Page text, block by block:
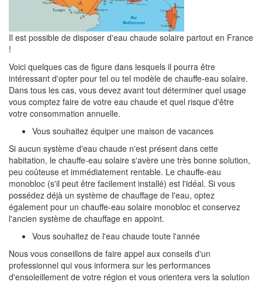
Il est possible de disposer d'eau chaude solaire partout en France
!
Voici quelques cas de figure dans lesquels il pourra être
intéressant d'opter pour tel ou tel modèle de chauffe-eau solaire.
Dans tous les cas, vous devez avant tout déterminer quel usage
vous comptez faire de votre eau chaude et quel risque d'être
votre consommation annuelle.
Vous souhaitez équiper une maison de vacances
Si aucun système d'eau chaude n'est présent dans cette
habitation, le chauffe-eau solaire s'avère une très bonne solution,
peu coûteuse et immédiatement rentable. Le chauffe-eau
monobloc (s'il peut être facilement installé) est l'idéal. Si vous
possédez déjà un système de chauffage de l'eau, optez
également pour un chauffe-eau solaire monobloc et conservez
l'ancien système de chauffage en appoint.
Vous souhaitez de l'eau chaude toute l'année
Nous vous conseillons de faire appel aux conseils d'un
professionnel qui vous informera sur les performances
d'ensoleillement de votre région et vous orientera vers la solution